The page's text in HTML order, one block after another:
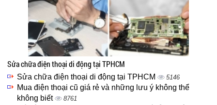
Sửa chữa điện thoại di động tại TPHCM
Sửa chữa điện thoại di động tại TPHCM 5146
Mua điện thoại cũ giá rẻ và những lưu ý không thể
không biết
8761